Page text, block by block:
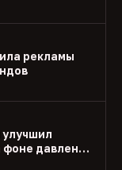
рекламы
улучшил
фоне давления